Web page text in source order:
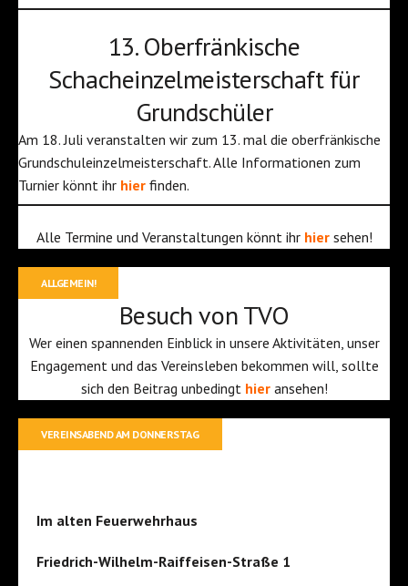
13. Oberfränkische
Schacheinzelmeisterschaft für
Grundschüler
Am 18. Juli veranstalten wir zum 13. mal die oberfränkische
Grundschuleinzelmeisterschaft. Alle Informationen zum
Turnier könnt ihr hier finden.
Alle Termine und Veranstaltungen könnt ihr hier sehen!
ALLGEMEIN!
Besuch von TVO
Wer einen spannenden Einblick in unsere Aktivitäten, unser
Engagement und das Vereinsleben bekommen will, sollte
sich den Beitrag unbedingt hieransehen!
VEREINSABEND AM DONNERSTAG
Im alten Feuerwehrhaus
Friedrich-Wilhelm-Raiffeisen-Straße 1